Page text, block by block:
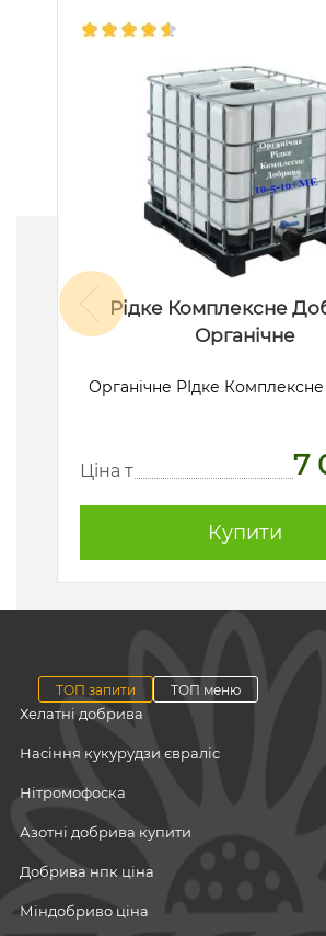
Рідке Комплексне
Органічне
Органічне РІдке
Ціна т 7
Купити
ТОП запити ТОП меню
Хелатні добрива
Насіння кукурудзи євраліс
Нітромофоска
Азотні добрива купити
Добрива нпк ціна
Міндобриво ціна